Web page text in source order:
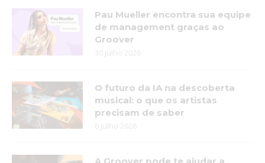
Pau Mueller encontra sua equipe
de management graças ao
Groover
30 julho 2026
O futuro da IA na descoberta
musical: o que os artistas
precisam de saber
6 julho 2026